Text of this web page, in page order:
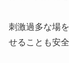
刺激過多な場
せることも安全